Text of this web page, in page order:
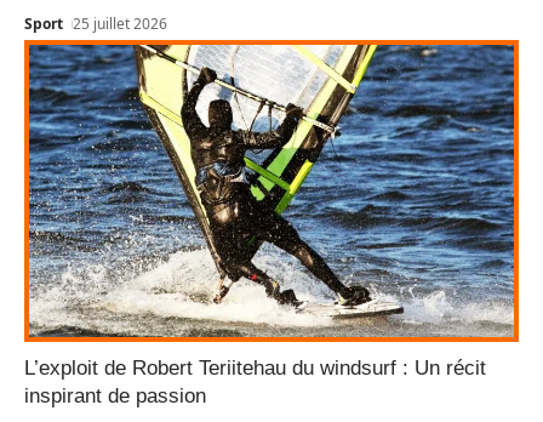
Sport 25 juillet 2026
L’exploit de Robert Teriitehau du windsurf : Un récit
inspirant de passion